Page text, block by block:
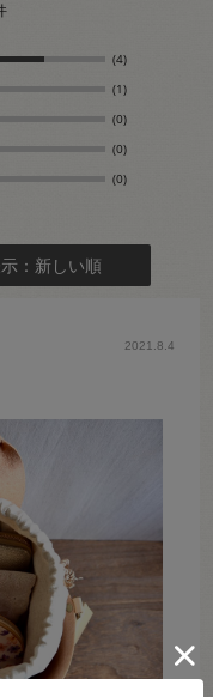
(4)
(1)
(0)
(0)
(0)
：新しい順
2021.8.4